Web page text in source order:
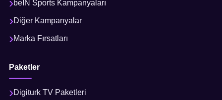
beIN Sports Kampanyaları
Diğer Kampanyalar
Marka Fırsatları
Paketler
Digiturk TV Paketleri